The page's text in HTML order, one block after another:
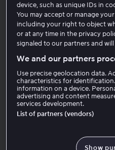
Fra 1. juli 2022 har alle rett
omfattes av Åpenhetsloven
de håndterer
menneskerettigheter og
Viaplay Group Norge AS
Hele Norge AS er omfattet
Sestyrets redegjørelse (PDF)
device, such as unique IDs in
You may accept or manage
including your right to object
or at any time in the privacy
signaled to our partners and
We and our partners
Use precise geolocation data.
characteristics for
information on a device.
advertising and content
services development.
List of partners (vendors)
Show